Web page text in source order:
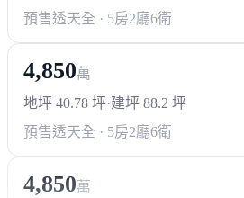
預售透天全 · 5房2廳6衛
4,850萬
地坪 40.78 坪·建坪 88.2 坪
預售透天全 · 5房2廳6衛
4,850萬